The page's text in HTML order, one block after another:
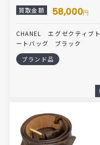
買取金額 58,000円
CHANEL エグゼクティブト
ートバッグ ブラック
ブランド品